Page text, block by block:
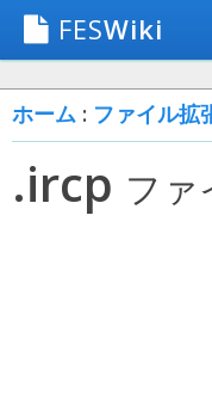
FESWiki
ホーム : ファイル拡
.ircp ファ